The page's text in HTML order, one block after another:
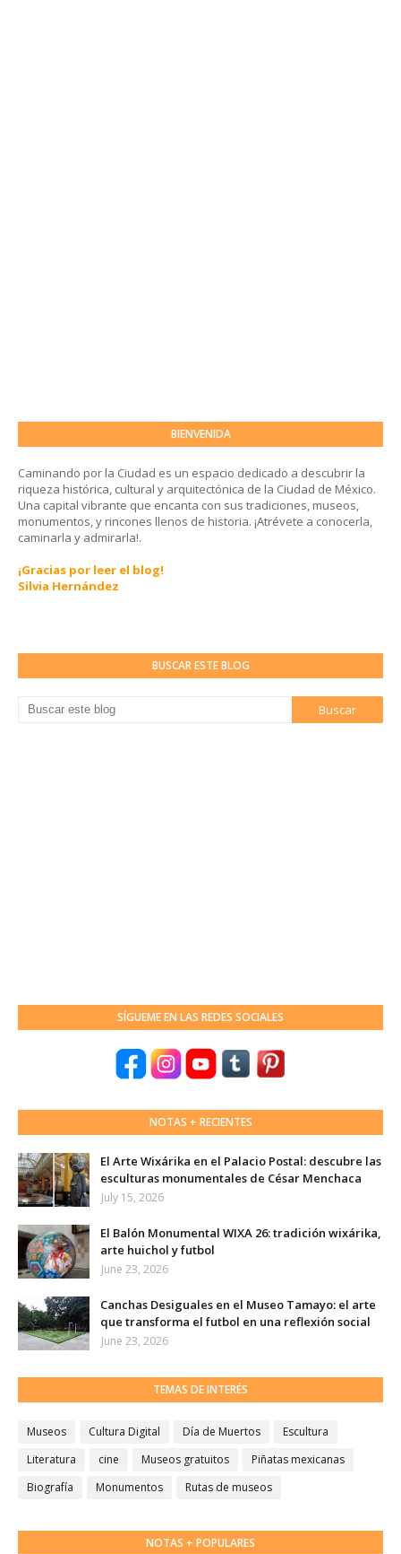
BIENVENIDA
Caminando por la Ciudad es un espacio dedicado a descubrir la
riqueza histórica, cultural y arquitectónica de la Ciudad de México.
Una capital vibrante que encanta con sus tradiciones, museos,
monumentos, y rincones llenos de historia. ¡Atrévete a conocerla,
caminarla y admirarla!.
¡Gracias por leer el blog!
Silvia Hernández
BUSCAR ESTE BLOG
SÍGUEME EN LAS REDES SOCIALES
NOTAS + RECIENTES
El Arte Wixárika en el Palacio Postal: descubre las
esculturas monumentales de César Menchaca
July 15, 2026
El Balón Monumental WIXA 26: tradición wixárika,
arte huichol y futbol
June 23, 2026
Canchas Desiguales en el Museo Tamayo: el arte
que transforma el futbol en una reflexión social
June 23, 2026
TEMAS DE INTERÉS
Museos Cultura Digital Día de Muertos
Escultura
Literatura
cine Museos gratuitos
Piñatas mexicanas
Biografía
Monumentos Rutas de museos
NOTAS + POPULARES